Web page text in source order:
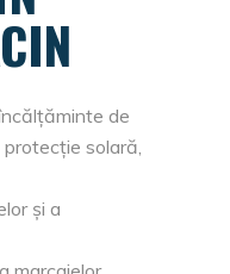
de
solară,
și a